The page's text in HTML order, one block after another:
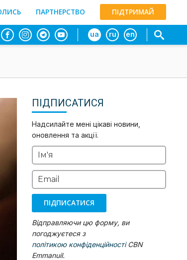
ПАРТНЕРСТВО ПІДТРИМАЙ
ua ru en
ПІДПИСАТИСЯ
Надсилайте мені цікаві новини,
оновлення та акції.
Ім'я
Email
ПІДПИСАТИСЯ
Відправляючи цю форму, ви
погоджуєтеся з
політикою конфіденційностіCBN
Emmanuil.